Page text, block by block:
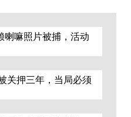
喇嘛照片被捕，活动
关押三年，当局必须